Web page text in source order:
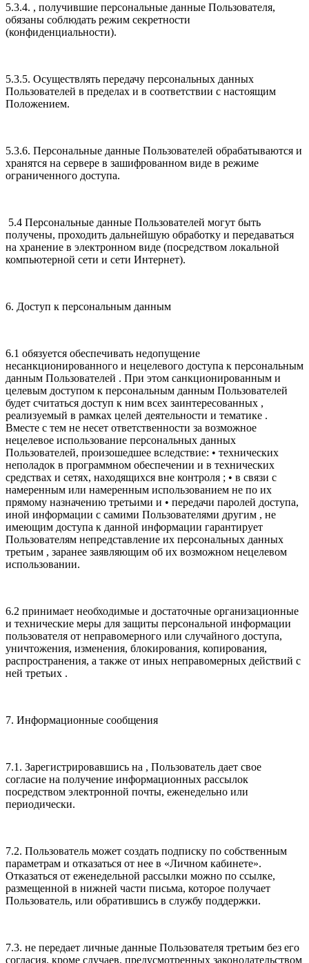
5.3.4. , получившие персональные данные Пользователя,
обязаны соблюдать режим секретности
(конфиденциальности).
5.3.5. Осуществлять передачу персональных данных
Пользователей в пределах и в соответствии с настоящим
Положением.
5.3.6. Персональные данные Пользователей обрабатываются и
хранятся на сервере в зашифрованном виде в режиме
ограниченного доступа.
5.4 Персональные данные Пользователей могут быть
получены, проходить дальнейшую обработку и передаваться
на хранение в электронном виде (посредством локальной
компьютерной сети и сети Интернет).
6. Доступ к персональным данным
6.1 обязуется обеспечивать недопущение
несанкционированного и нецелевого доступа к персональным
данным Пользователей . При этом санкционированным и
целевым доступом к персональным данным Пользователей
будет считаться доступ к ним всех заинтересованных ,
реализуемый в рамках целей деятельности и тематике .
Вместе с тем не несет ответственности за возможное
нецелевое использование персональных данных
Пользователей, произошедшее вследствие: • технических
неполадок в программном обеспечении и в технических
средствах и сетях, находящихся вне контроля ; • в связи с
намеренным или намеренным использованием не по их
прямому назначению третьими и • передачи паролей доступа,
иной информации с самими Пользователями другим , не
имеющим доступа к данной информации гарантирует
Пользователям непредставление их персональных данных
третьим , заранее заявляющим об их возможном нецелевом
использовании.
6.2 принимает необходимые и достаточные организационные
и технические меры для защиты персональной информации
пользователя от неправомерного или случайного доступа,
уничтожения, изменения, блокирования, копирования,
распространения, а также от иных неправомерных действий с
ней третьих .
7. Информационные сообщения
7.1. Зарегистрировавшись на , Пользователь дает свое
согласие на получение информационных рассылок
посредством электронной почты, еженедельно или
периодически.
7.2. Пользователь может создать подписку по собственным
параметрам и отказаться от нее в «Личном кабинете».
Отказаться от еженедельной рассылки можно по ссылке,
размещенной в нижней части письма, которое получает
Пользователь, или обратившись в службу поддержки.
7.3. не передает личные данные Пользователя третьим без его
согласия, кроме случаев, предусмотренных законодательством